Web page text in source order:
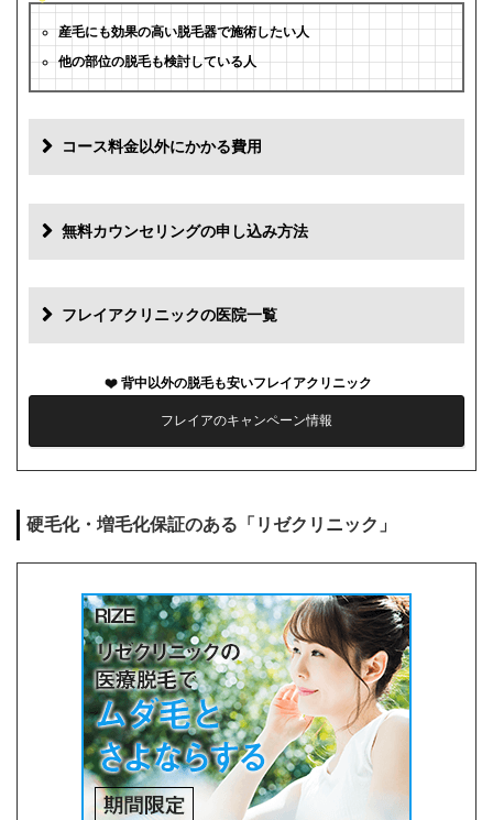
産毛にも効果の高い脱毛器で施術したい人
他の部位の脱毛も検討している人
コース料金以外にかかる費用
初診料 0円
再診料
薬代 0円
シェービング代 0円
キャンセル料 1回まで0円
無料カウンセリングの申し込み方法
フレイアクリニックの医院一覧
背中以外の脱毛も安いフレイアクリニック
フレイアのキャンペーン情報
硬毛化・増毛化保証のある「リゼクリニック」